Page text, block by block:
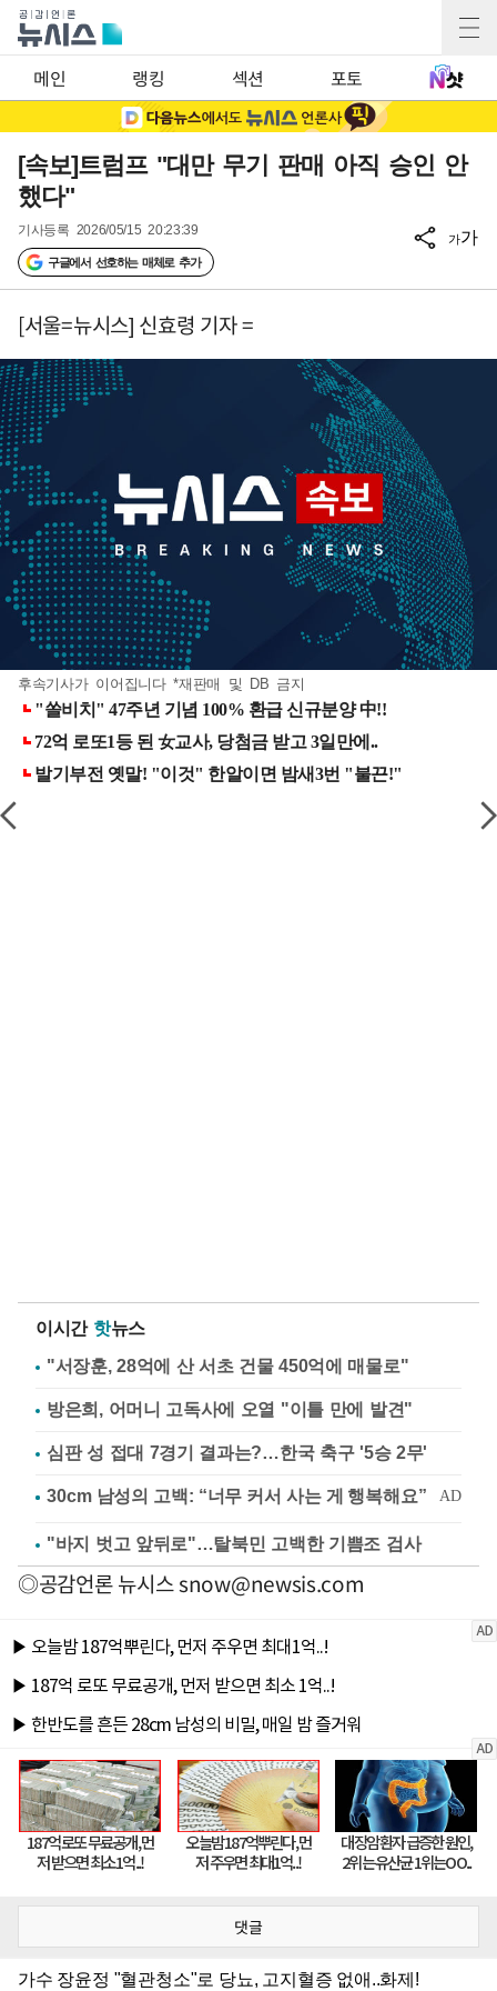
메인 랭킹 섹션 포토
[속보]트럼프 "대만 무기 판매 아직 승인 안
했다"
기사등록 2026/05/15 20:23:39
구글에서 선호하는 매체로 추가
가가
[서울=뉴시스] 신효령 기자 =
후속기사가 이어집니다 *재판매 및 DB 금지
이시간 핫뉴스
"서장훈, 28억에 산 서초 건물 450억에 매물로"
방은희, 어머니 고독사에 오열 "이틀 만에 발견"
심판 성 접대 7경기 결과는?…한국 축구 '5승 2무'
"바지 벗고 앞뒤로"…탈북민 고백한 기쁨조 검사
◎공감언론 뉴시스snow@newsis.com
댓글